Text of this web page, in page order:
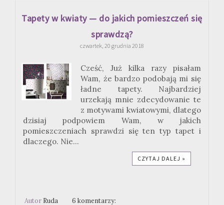
Tapety w kwiaty — do jakich pomieszczeń się
sprawdzą?
czwartek, 20 grudnia 2018
Cześć, Już kilka razy pisałam
Wam, że bardzo podobają mi się
ładne tapety. Najbardziej
urzekają mnie zdecydowanie te
z motywami kwiatowymi, dlatego
dzisiaj podpowiem Wam, w jakich
pomieszczeniach sprawdzi się ten typ tapet i
dlaczego. Nie...
CZYTAJ DALEJ »
Autor Ruda 6 komentarzy: